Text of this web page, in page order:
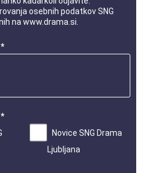
osebnih podatkovSNG
na www.drama.si
Novice SNG Drama
Ljubljana